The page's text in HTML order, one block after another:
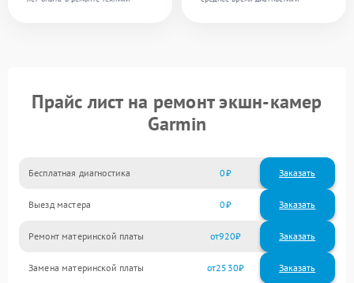
Прайс лист на ремонт экшн-камер
Garmin
Бесплатная диагностика 0 Заказать
Выезд мастера 0 Заказать
Ремонт материнской платы 920
Замена материнской платы 2530